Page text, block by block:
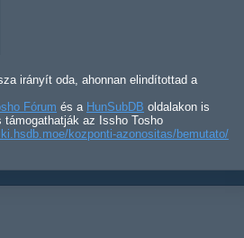
irányít oda, ahonnan elindítottad a
Fórum és a HunSubDB oldalakon is
az Issho Tosho
kozponti-azonositas/bemutato/